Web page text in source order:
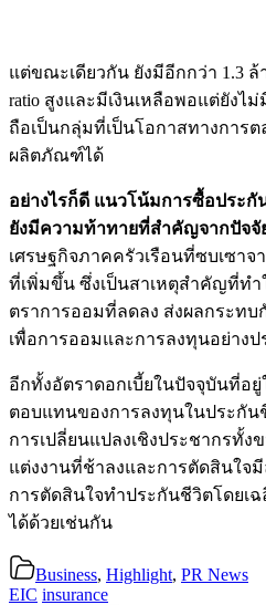
แต่ขณะเดียวกัน ยังมีอีกกว่า 1.3 ล้
ratio สูงและมีเงินเหลือพอแต่ยังไม่
ถือเป็นกลุ่มที่เป็นโอกาสทางการ
ผลิตภัณฑ์ได้
อย่างไรก็ดี แนวโน้มการซื้อประกั
ยังมีความท้าทายที่สำคัญจากปัจจั
เศรษฐกิจภาคครัวเรือนที่ซบเซาจ
ที่เพิ่มขึ้น ซึ่งเป็นสาเหตุสำคัญที่ทำ
ตราการออมที่ลดลง ส่งผลกระท
เพื่อการออมและการลงทุนอย่าง
อีกทั้งอัตราดอกเบี้ยในปัจจุบันที่อยู่
ตอบแทนของการลงทุนในประกัน
การเปลี่ยนแปลงเชิงประชากรทั้ง
แต่งงานที่ช้าลงและการตัดสินใจ
การตัดสินใจทำประกันชีวิตโดยเ
ได้ด้วยเช่นกัน
Business, Highlight, PR News
EIC insurance